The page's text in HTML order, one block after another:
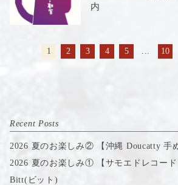
内
1 2 3 4 5 10
Recent Posts
2026 夏のお楽しみ② 【沖縄 Doucatty 手
2026 夏のお楽しみ① 【サモエドレコード
Bitt(ビット)